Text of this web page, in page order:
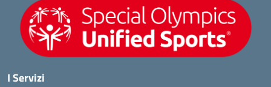
I Servizi